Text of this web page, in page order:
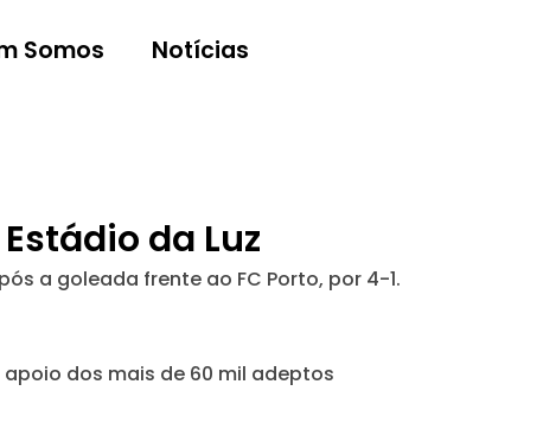
Somos Notícias
da Luz
a goleada frente ao FC Porto, por 4-1.
dos mais de 60 mil adeptos